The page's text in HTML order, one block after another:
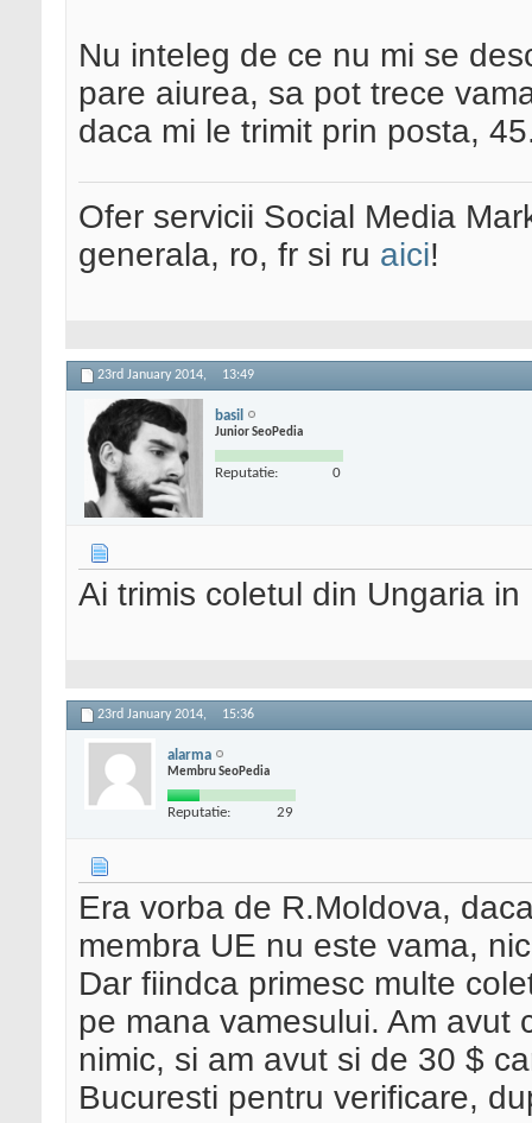
Nu inteleg de ce nu mi se
pare aiurea, sa pot trece
daca mi le trimit prin posta,
Ofer servicii Social Media
generala, ro, fr si ru aici!
23rd January 2014, 13:49
basil
Junior SeoPedia
Reputatie: 0
Ai trimis coletul din Ungaria in
23rd January 2014, 15:36
alarma
Membru SeoPedia
Reputatie: 29
Era vorba de R.Moldova,
membra UE nu este vama,
Dar fiindca primesc multe
pe mana vamesului. Am avut
nimic, si am avut si de 30 $
Bucuresti pentru verificare,